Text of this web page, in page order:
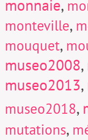
monnaie,
monteville,
mouquet,
museo2008,
museo2013,
museo2018,
mutations,